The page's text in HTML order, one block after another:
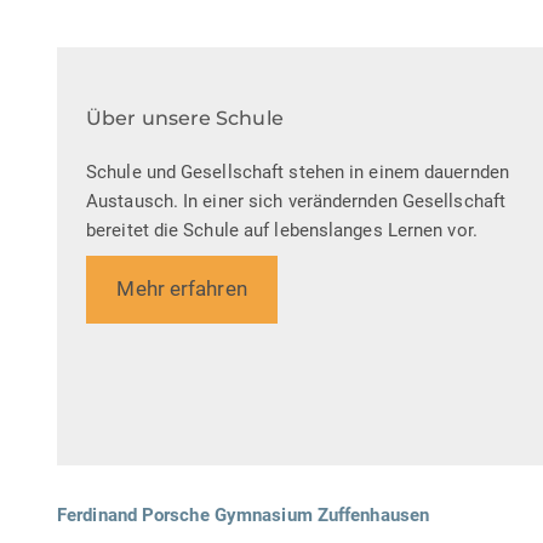
Über unsere Schule
Schule und Gesellschaft stehen in einem dauernden
Austausch. In einer sich verändernden Gesellschaft
bereitet die Schule auf lebenslanges Lernen vor.
Mehr erfahren
Ferdinand Porsche Gymnasium Zuffenhausen